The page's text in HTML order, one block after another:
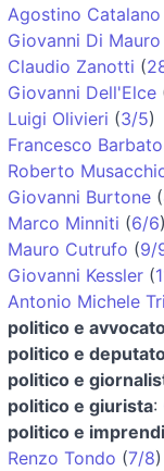
Agostino Catalano
Giovanni Di Mauro
Claudio Zanotti (
Giovanni Dell'Elce
Luigi Olivieri (3/5)
Francesco Barbato
Roberto
Giovanni Burtone (
Marco Minniti (6/6)
Mauro Cutrufo (9/
Giovanni Kessler (
Antonio Michele
politico e
politico e
politico e
politico e giurista:
politico e
Renzo Tondo (7/8)